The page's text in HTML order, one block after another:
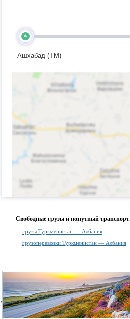
A
Ашхабад (TM)
Свободные грузы и попутный транспорт
грузы Туркменистан — Албания
грузоперевозки Туркменистан — Албания